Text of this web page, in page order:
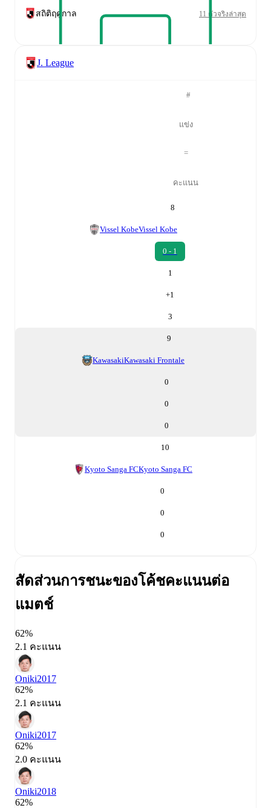
สถิติฤดูกาล 11 ตัวจริงล่าสุด
J. League
#
แข่ง
=
คะแนน
8
Vissel KobeVissel Kobe
0 - 1
1
+1
3
9
KawasakiKawasaki Frontale
0
0
0
10
Kyoto Sanga FCKyoto Sanga FC
0
0
0
สัดส่วนการชนะของโค้ชคะแนนต่อ
แมตช์
62%
2.1 คะแนน
Oniki2017
62%
2.1 คะแนน
Oniki2017
62%
2.0 คะแนน
Oniki2018
62%